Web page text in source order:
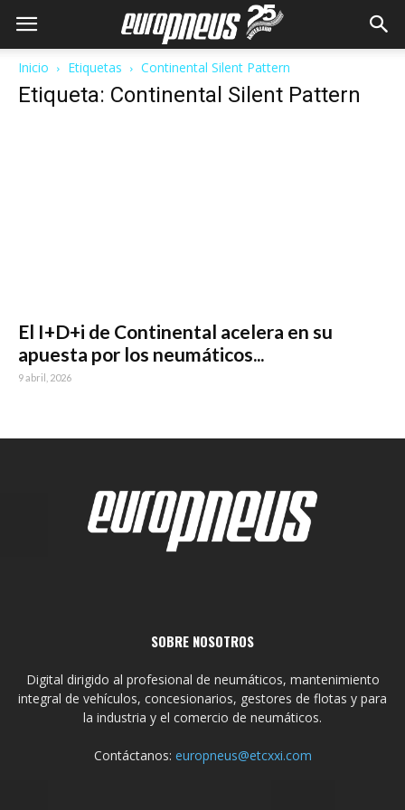
Inicio Etiquetas Continental Silent Pattern
Etiqueta: Continental Silent Pattern
El I+D+i de Continental acelera en su
apuesta por los neumáticos...
9 abril, 2026
SOBRE NOSOTROS
Digital dirigido al profesional de neumáticos, mantenimiento
integral de vehículos, concesionarios, gestores de flotas y para
la industria y el comercio de neumáticos.
Contáctanos: europneus@etcxxi.com